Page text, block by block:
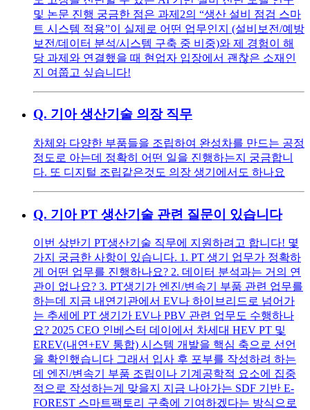
및 논문 진행 궁금한 점은 과제2의 “생산 설비 점검 스마
트 시스템 적용”이 실제로 어떤 업무인지 (설비보전/예방
보전/데이터 분석/시스템 구축 중 비중)와 제 경험이 해
당 과제와 연결했을 때 현업자 입장에서 괜찮은 소재인
지 여쭙고 싶습니다!
Q. 기아 생산기술 의장 직무
차체와 다양한 부품들을 조립하여 완성차를 만드는 공정
정도로 아는데 정확히 어떤 일을 진행하는지 궁금합니
다. 또 디지털 조립같은것도 의장 생기에서도 하나요
Q. 기아 PT 생산기술 관련 질문이 있습니다
이번 상반기 PT생산기술 직무에 지원하려고 합니다! 몇
가지 궁금한 사항이 있습니다. 1. PT 생기 업무가 정확하
게 어떤 업무를 진행하나요? 2. 데이터 분석과는 거의 연
관이 없나요? 3. PT생기가 엔진/변속기 부품 관련 업무를
하는데 지금 내연기관에서 EV나 하이브리드로 넘어가
는 추세에 PT 생기가 EV나 PBV 관련 업무도 수행하나
요? 2025 CEO 인베스터 데이에서 차세대 HEV PT 및
EREV(내연+EV 통합) 시스템 개발을 핵심 축으로 선언
을 확인했습니다 그래서 입사 후 포부를 작성하려 하는
데 엔진/변속기 부품 조립이나 기계공학적 요소에 집중
적으로 작성하는게 맞을지 지금 나아가는 SDF 기반 E-
FOREST 스마트팩토리 구축에 기여하겠다는 방식으로